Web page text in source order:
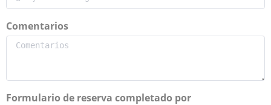
Comentarios
Formulario de reserva completado por